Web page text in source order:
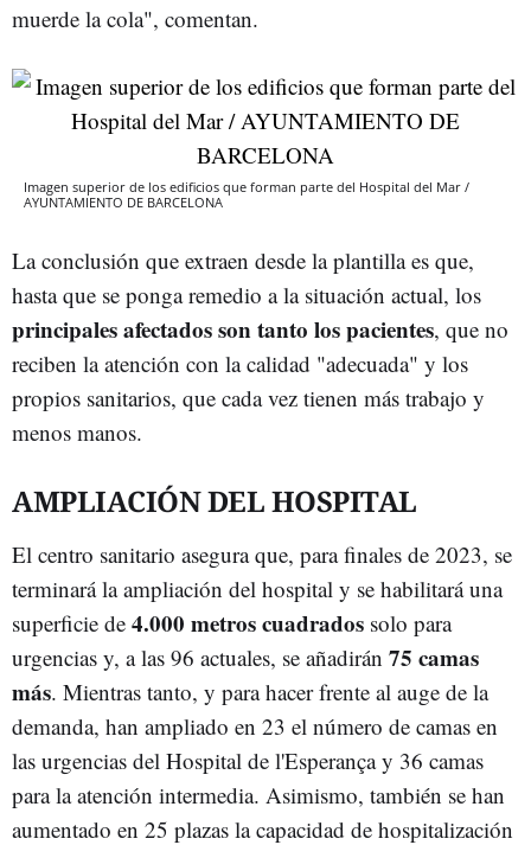
muerde la cola", comentan.
Imagen superior de los edificios que forman parte del Hospital del Mar /
AYUNTAMIENTO DE BARCELONA
La conclusión que extraen desde la plantilla es que,
hasta que se ponga remedio a la situación actual, los
principales afectados son tanto los pacientes, que no
reciben la atención con la calidad "adecuada" y los
propios sanitarios, que cada vez tienen más trabajo y
menos manos.
AMPLIACIÓN DEL HOSPITAL
El centro sanitario asegura que, para finales de 2023, se
terminará la ampliación del hospital y se habilitará una
superficie de 4.000 metros cuadrados solo para
urgencias y, a las 96 actuales, se añadirán 75 camas
más. Mientras tanto, y para hacer frente al auge de la
demanda, han ampliado en 23 el número de camas en
las urgencias del Hospital de l'Esperança y 36 camas
para la atención intermedia. Asimismo, también se han
aumentado en 25 plazas la capacidad de hospitalización